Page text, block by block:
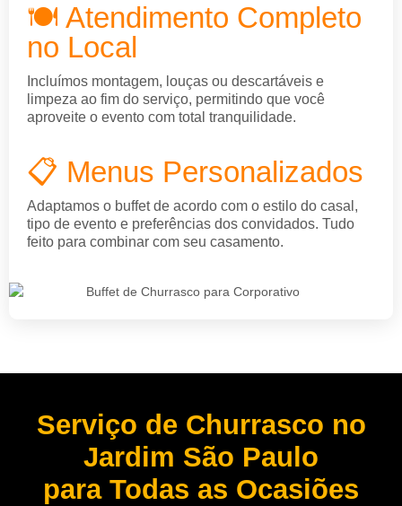
🍽️ Atendimento Completo
no Local
Incluímos montagem, louças ou descartáveis e
limpeza ao fim do serviço, permitindo que você
aproveite o evento com total tranquilidade.
📋 Menus Personalizados
Adaptamos o buffet de acordo com o estilo do casal,
tipo de evento e preferências dos convidados. Tudo
feito para combinar com seu casamento.
Serviço de Churrasco no
Jardim São Paulo
para Todas as Ocasiões